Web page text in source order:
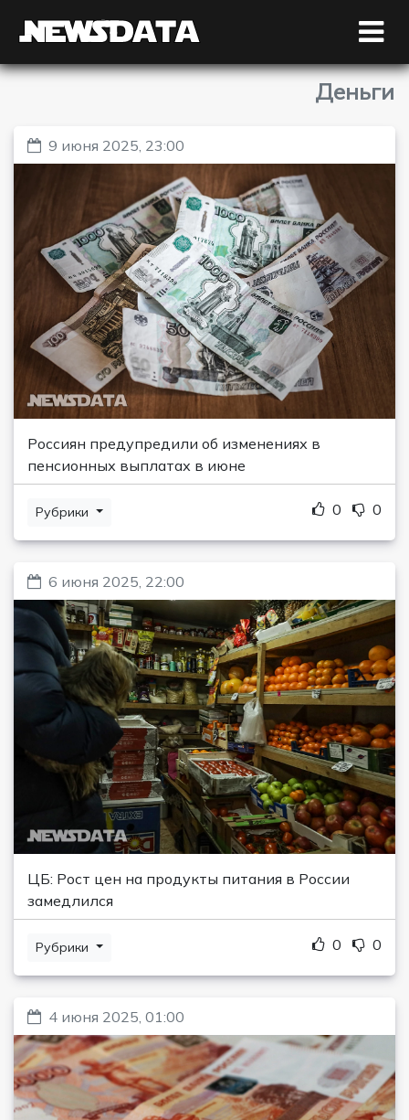
Деньги
9 июня 2025, 23:00
Россиян предупредили об изменениях в
пенсионных выплатах в июне
Рубрики 0 0
6 июня 2025, 22:00
ЦБ: Рост цен на продукты питания в России
замедлился
Рубрики 0 0
4 июня 2025, 01:00